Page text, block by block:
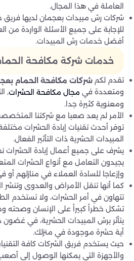
العاملة في هذا المجال.
شركات رش مبيدات بعجمان لديها
للإجابة على جميع الأسئلة الواردة من
أفضل خدمات رش المبيدات.
خدمات شركة مكافحة
تقدم لكم شركات مكافحة الحمام
ومتعددة في مجال مكافحة الحشرات,
ومعنوية كثيرة جدا.
الأمر لم يعد صعبا مع شركتنا
توفر أحدث تقنيات إبادة الحشرات
المبيدات الحشرية ذات التأثير الفعال.
يشرف على جميع أعمال إبادة الحشرات
يجيدون التعامل مع أنواع الحشرات
وإزعاجا للسادة العملاء في منازلهم أو
كما أنها تنقل الأمراض والعدوى وتنشر
تتهاون في أمر الحشرات، ولا تستخدم
تشكل خطراً كبيراً على الإنسان وصحته
يتأثر برش المبيدات الحشرية، في
أية حشرة موجودة في منزلك.
حيث يستخدم فريق الشركات كافة
والأجهزة التي يمكنها الوصول إلى